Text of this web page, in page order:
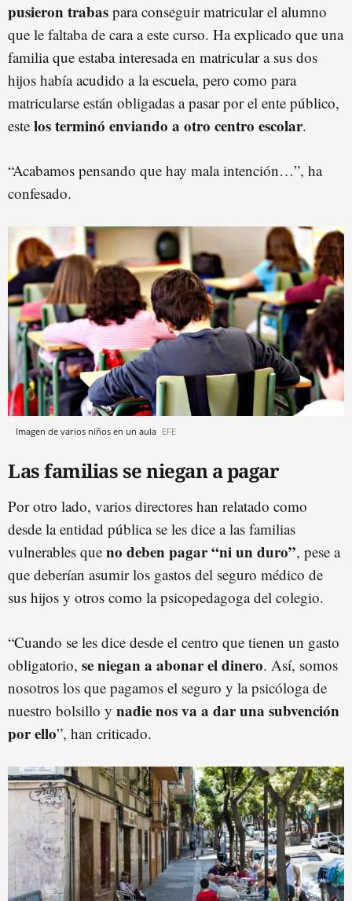
pusieron trabas para conseguir matricular el alumno
que le faltaba de cara a este curso. Ha explicado que una
familia que estaba interesada en matricular a sus dos
hijos había acudido a la escuela, pero como para
matricularse están obligadas a pasar por el ente público,
este los terminó enviando a otro centro escolar.
“Acabamos pensando que hay mala intención…”, ha
confesado.
Imagen de varios niños en un aula EFE
Las familias se niegan a pagar
Por otro lado, varios directores han relatado como
desde la entidad pública se les dice a las familias
vulnerables que no deben pagar “ni un duro”, pese a
que deberían asumir los gastos del seguro médico de
sus hijos y otros como la psicopedagoga del colegio.
“Cuando se les dice desde el centro que tienen un gasto
obligatorio, se niegan a abonar el dinero. Así, somos
nosotros los que pagamos el seguro y la psicóloga de
nuestro bolsillo y nadie nos va a dar una subvención
por ello”, han criticado.